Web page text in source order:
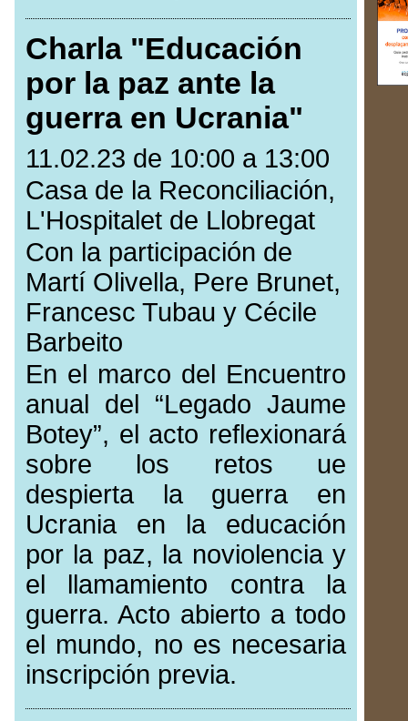
Charla "Educación
por la paz ante la
guerra en Ucrania"
11.02.23 de 10:00 a 13:00
Casa de la Reconciliación,
L'Hospitalet de Llobregat
Con la participación de
Martí Olivella, Pere Brunet,
Francesc Tubau y Cécile
Barbeito
En el marco del Encuentro
anual del “Legado Jaume
Botey”, el acto reflexionará
sobre los retos ue
despierta la guerra en
Ucrania en la educación
por la paz, la noviolencia y
el llamamiento contra la
guerra. Acto abierto a todo
el mundo, no es necesaria
inscripción previa.